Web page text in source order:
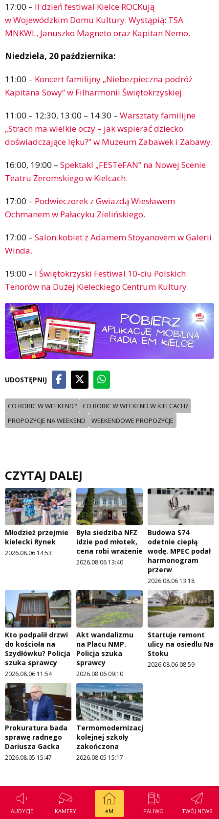
AUDYCJE KAMERY eM PALIWO TWÓJ NEWS
17:00 – II dzień festiwal Kielce ROCKują
w Wojewódzkim Domu Kultury. Wystąpią: TSA
MNKWL, Januszko Magneto oraz Kapitan Nemo.
Niedziela, 20 października:
11:00 – Koncert familijny „Niebezpieczna podróż
Kapitana Sowy” w Filharmonii Świętokrzyskiej.
11:00 – 12:30, 13:00 – 14:30 – Warsztaty familijne
„Strach ma wielkie oczy – jak wspierać dziecko
doświadczające lęku?” w Muzeum Zabawek i Zabawy.
16:00, 19:00 – Spektakl „FESTeFAN” na Nowej Scenie
Teatru Żeromskiego w Kielcach.
17:00 – Podwieczorek z Gwiazdą Wiesławem
Ochmanem w Pałacyku Zielińskiego.
17:00 – Salon kobiet z Adamem Stoyanovem w Galerii
Winda.
19:00 – I Świętokrzyski Festiwal 10-ciu Polskich
Tenorów na Dużej Kieleckiego Centrum Kultury.
UDOSTĘPNIJ
CO ROBIC W WEEKEND?
CO ROBIC W WEEKEND W KIELCACH?
PROPOZYCJE NA WEEKEND
WEEKENDOWE PROPOZYCJE
CZYTAJ DALEJ
Młodzież przejmie
kielecki Rynek
2026.08.06 14:53
Była siedziba NFZ
idzie pod młotek,
cena robi wrażenie
2026.08.06 13:40
Budowa S74
odetnie ciepłą
wodę. MPEC podał
harmonogram
przerw
2026.08.06 13:18
Kto podpalił drzwi
do kościoła na
Szydłówku? Policja
szuka sprawcy
2026.08.06 11:54
Akt wandalizmu
na Placu NMP.
Policja szuka
sprawcy
2026.08.06 09:10
Startuje remont
ulicy na osiedlu Na
Stoku
2026.08.06 08:59
Prokuratura bada
sprawę radnego
Dariusza Gacka
2026.08.05 15:47
Termomodernizacja
kolejnej szkoły
zakończona
2026.08.05 15:17